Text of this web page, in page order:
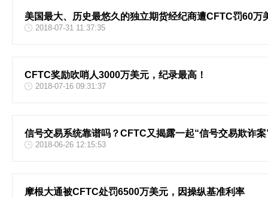
美国最大、历史最悠久的独立期货经纪商遭CFTC罚60万
2018-07-31 11:37:35
CFTC奖励吹哨人3000万美元，纪录最高！
2018-07-16 09:31:37
信号交易系统靠谱吗？CFTC又揭露一起“信号交易欺诈案
2018-06-26 12:15:53
摩根大通被CFTC处罚6500万美元，因操纵基准利率